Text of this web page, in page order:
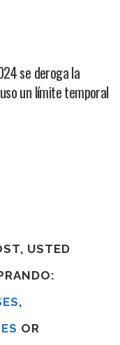
se deroga la
un límite temporal
USTED
,
OR